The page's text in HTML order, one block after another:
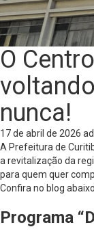
O
nunca!
17 de abril de 2026
A Prefeitura de
a revitalização da
para quem quer
Confira no blog
Programa